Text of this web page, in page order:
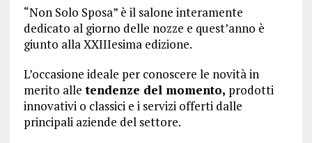
“Non Solo Sposa” è il salone interamente
dedicato al giorno delle nozze e quest’anno è
giunto alla XXIIIesima edizione.
L’occasione ideale per conoscere le novità in
merito alle tendenze del momento, prodotti
innovativi o classici e i servizi offerti dalle
principali aziende del settore.